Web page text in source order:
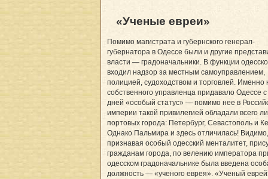
«Ученые евреи»
Помимо магистрата и губернского генерал-
губернатора в Одессе были и другие
власти — градоначальники. В функции
входил надзор за местным самоуправлением,
полицией, судоходством и торговлей. Именно
собственного управленца придавало Одессе
дней «особый статус» — помимо нее в
империи такой привилегией обладали всего
портовых города: Петербург, Севастополь и
Однако Пальмира и здесь отличилась! Видимо,
признавая особый одесский менталитет,
гражданам города, по велению императора
одесском градоначальнике была введена
должность — «ученого еврея». «Ученый